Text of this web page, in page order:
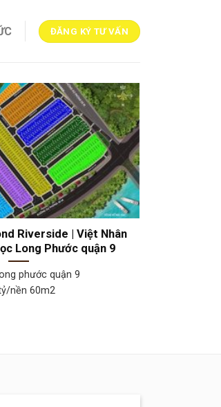
ĐĂNG KÝ TƯ VẤN
Riverside | Việt Nhân
Long Phước quận 9
phước quận 9
nền 60m2